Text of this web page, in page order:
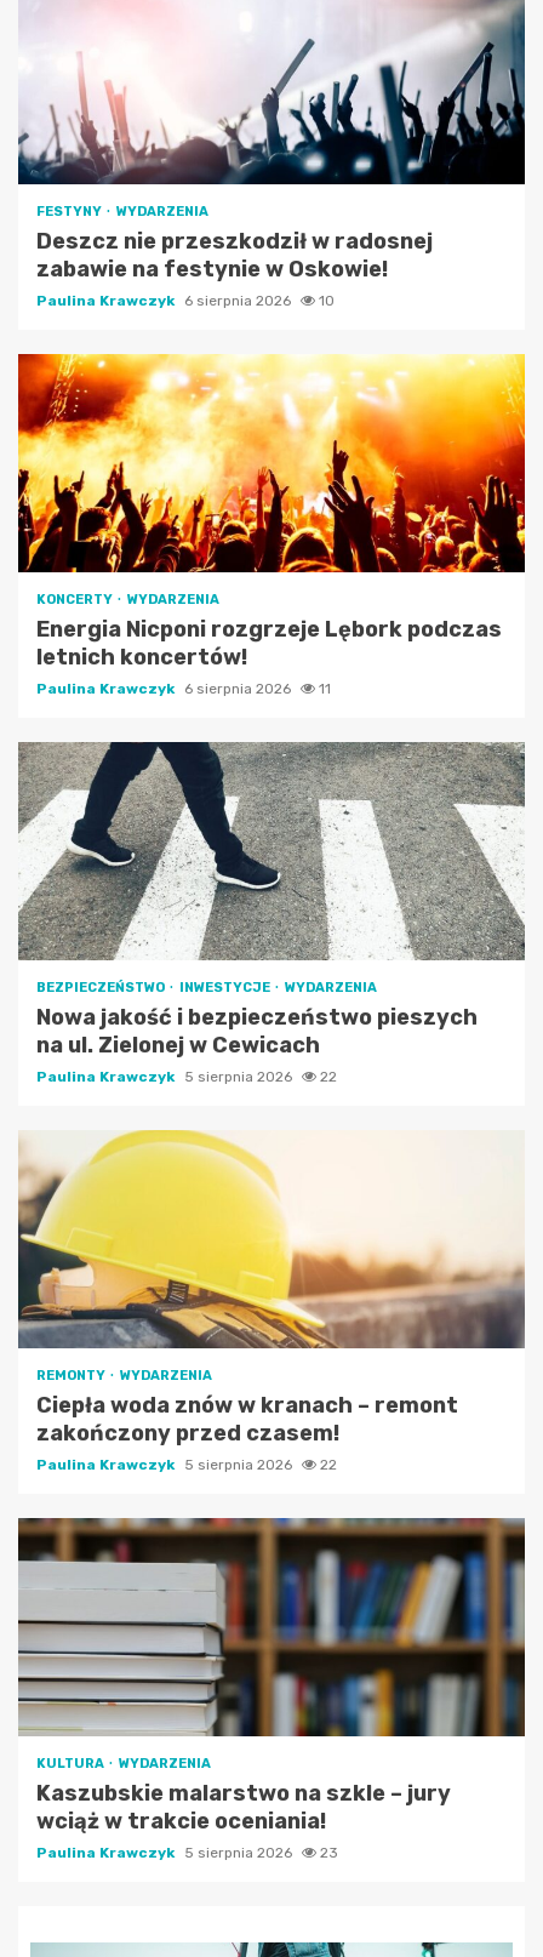
FESTYNY WYDARZENIA
Deszcz nie przeszkodził w radosnej
zabawie na festynie w Oskowie!
Paulina Krawczyk 6 sierpnia 2026 10
KONCERTY WYDARZENIA
Energia Nicponi rozgrzeje Lębork podczas
letnich koncertów!
Paulina Krawczyk 6 sierpnia 2026 11
BEZPIECZEŃSTWO INWESTYCJE WYDARZENIA
Nowa jakość i bezpieczeństwo pieszych
na ul. Zielonej w Cewicach
Paulina Krawczyk 5 sierpnia 2026 22
REMONTY WYDARZENIA
Ciepła woda znów w kranach – remont
zakończony przed czasem!
Paulina Krawczyk 5 sierpnia 2026 22
KULTURA WYDARZENIA
Kaszubskie malarstwo na szkle – jury
wciąż w trakcie oceniania!
Paulina Krawczyk 5 sierpnia 2026 23